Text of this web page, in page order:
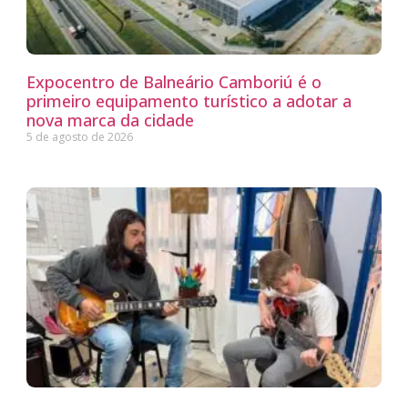
Expocentro de Balneário Camboriú é o
primeiro equipamento turístico a adotar a
nova marca da cidade
5 de agosto de 2026